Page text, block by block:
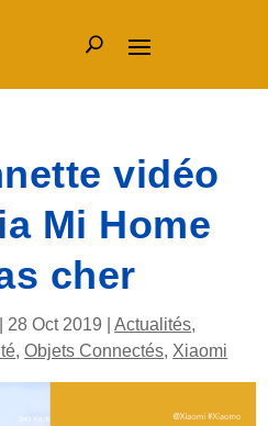
vidéo
Mi Home
cher
28 Oct 2019 |Actualités,
,Objets Connectés, Xiaomi